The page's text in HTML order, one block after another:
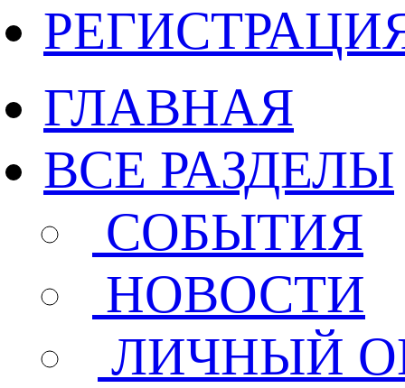
ГЛАВНАЯ
ВСЕ РАЗДЕЛЫ
СОБЫТИЯ
НОВОСТИ
ЛИЧНЫЙ